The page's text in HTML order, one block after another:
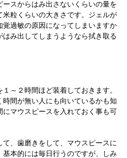
スからはみ出さないくらいの量を
粒くらいの大きさです。ジェルが
過敏の原因になってしまいますか
み出してしまうようなら拭き取る
～２時間ほど装着しておきます。
間が無い人にも向いているかも知
マウスピースを入れておく事も可
、歯磨きをして、マウスピースに
本的には毎日行うのですが、しみ